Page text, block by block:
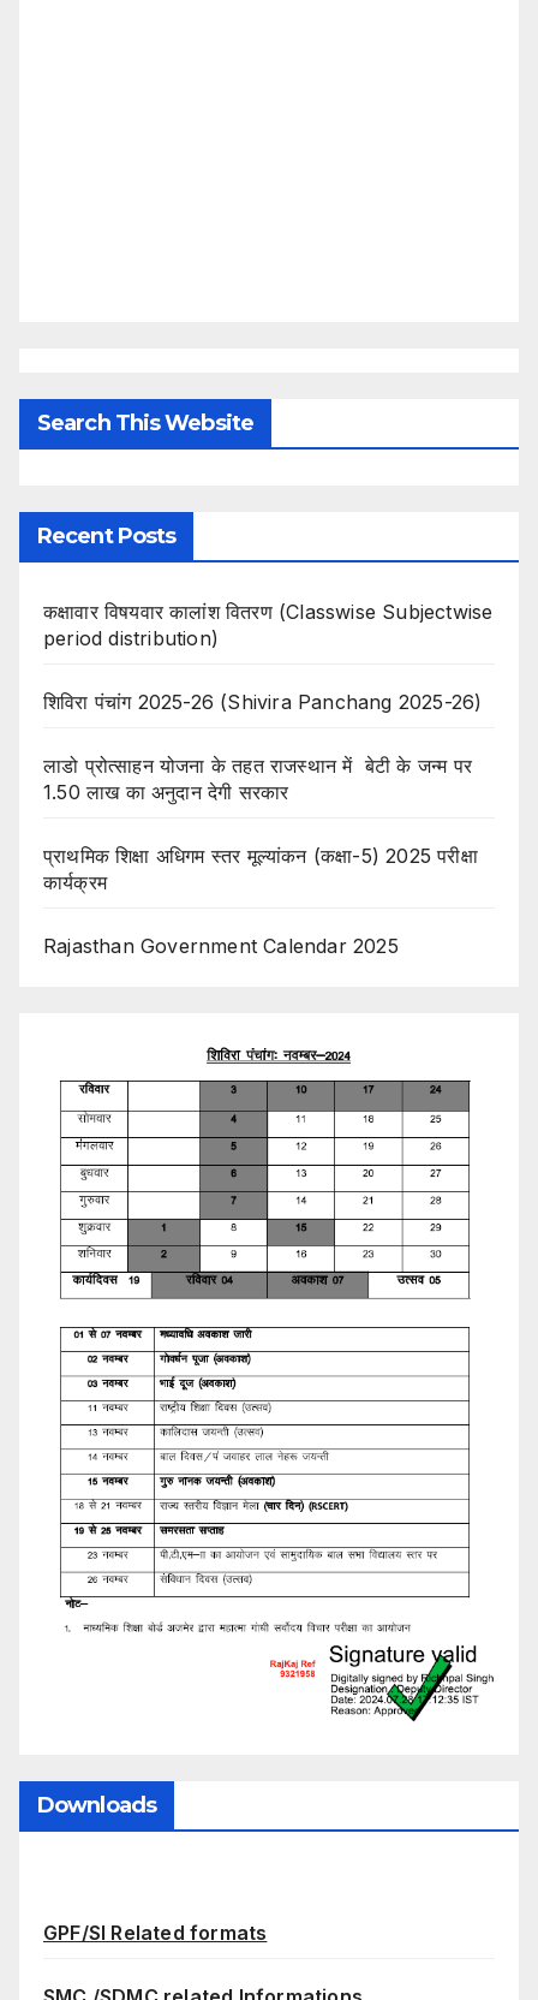
Search This Website
Recent Posts
कक्षावार विषयवार कालांश वितरण (Classwise Subjectwise
period distribution)
शिविरा पंचांग 2025-26 (Shivira Panchang 2025-26)
लाडो प्रोत्साहन योजना के तहत राजस्थान में बेटी के जन्म पर
1.50 लाख का अनुदान देगी सरकार
प्राथमिक शिक्षा अधिगम स्तर मूल्यांकन (कक्षा-5) 2025 परीक्षा
कार्यक्रम
Rajasthan Government Calendar 2025
Downloads
GPF/SI Related formats